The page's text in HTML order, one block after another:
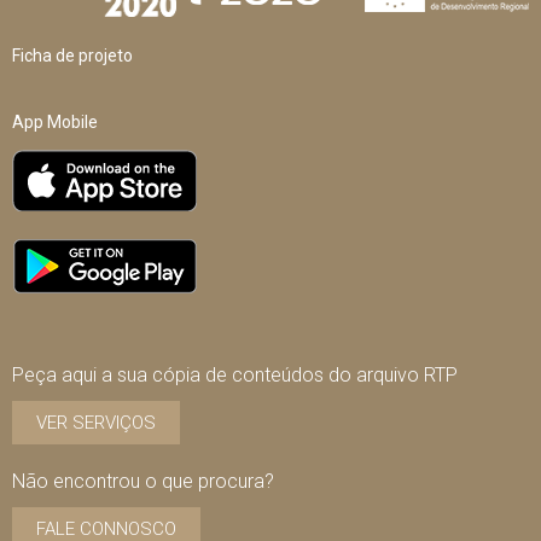
Ficha de projeto
App Mobile
Peça aqui a sua cópia de conteúdos do arquivo RTP
VER SERVIÇOS
Não encontrou o que procura?
FALE CONNOSCO